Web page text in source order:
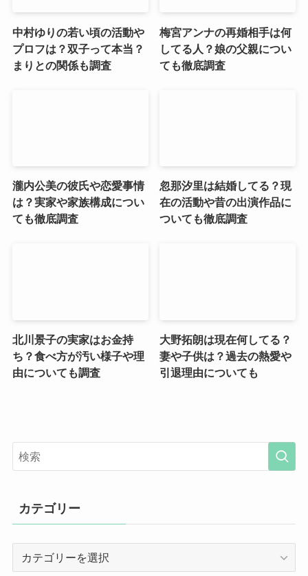
中村ゆりの若い頃の活動や
プロフは？双子って本当？
まりとの関係も調査
梅宮アンナの再婚相手は何
してる人？娘の父親につい
ても徹底調査
瀧内公美の彼氏や恋愛事情
は？実家や家族構成につい
ても徹底調査
忽那汐里は結婚してる？現
在の活動や昔の出演作品に
ついても徹底調査
北川景子の実家はお金持
ち？食べ方が汚い様子や理
由についても調査
大野拓朗は現在何してる？
妻や子供は？過去の熱愛や
引退理由についても
カテゴリー